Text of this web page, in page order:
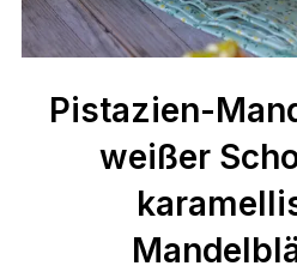
Pistazien-
weißer